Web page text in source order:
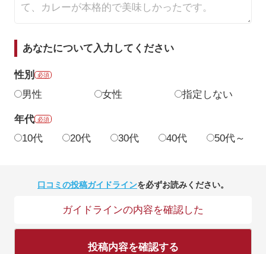
あなたについて入力してください
性別 必須
男性 女性 指定しない
年代 必須
10代 20代 30代 40代 50代～
口コミの投稿ガイドラインを必ずお読みください。
ガイドラインの内容を確認した
投稿内容を確認する